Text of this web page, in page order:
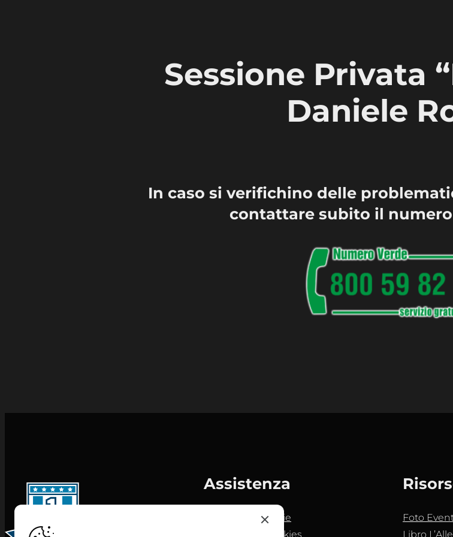
Sessione Privata
Daniele
In caso si verifichino delle
contattare subito il
Assistenza
Informativa cookie
Personalizza Cookies
Foto
Libro